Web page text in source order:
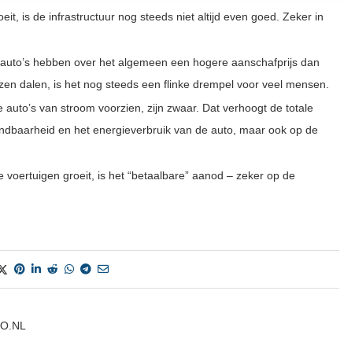
is de infrastructuur nog steeds niet altijd even goed. Zeker in
hebben over het algemeen een hogere aanschafprijs dan
dalen, is het nog steeds een flinke drempel voor veel mensen.
auto’s van stroom voorzien, zijn zwaar. Dat verhoogt de totale
en het energieverbruik van de auto, maar ook op de
voertuigen groeit, is het “betaalbare” aanod – zeker op de